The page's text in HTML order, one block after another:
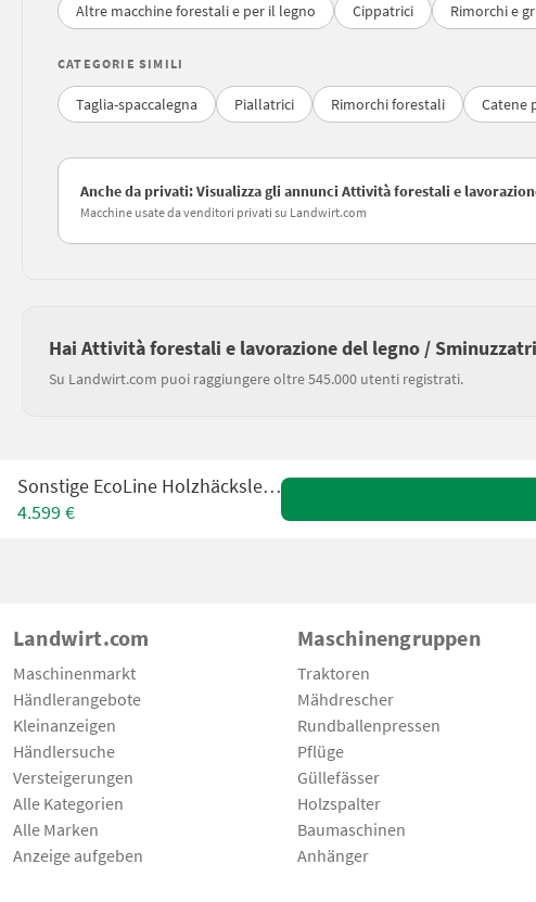
Altre macchine forestali e per il legno Cippatrici Rimorchi e
CATEGORIE SIMILI
Taglia-spaccalegna Piallatrici Rimorchi forestali Catene
Anche da privati: Visualizza gli annunci Attività forestali e
Macchine usate da venditori privati su Landwirt.com
Hai Attività forestali e lavorazione del legno /
Su Landwirt.com puoi raggiungere oltre 545.000 utenti registrati.
Sonstige EcoLine Holzhäcksler BX 62 RS
4.599 €
Landwirt.com
Maschinenmarkt
Händlerangebote
Kleinanzeigen
Händlersuche
Versteigerungen
Alle Kategorien
Alle Marken
Anzeige aufgeben
Maschinengruppen
Traktoren
Mähdrescher
Rundballenpressen
Pflüge
Güllefässer
Holzspalter
Baumaschinen
Anhänger